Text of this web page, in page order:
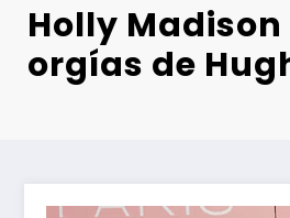
Holly
orgías de